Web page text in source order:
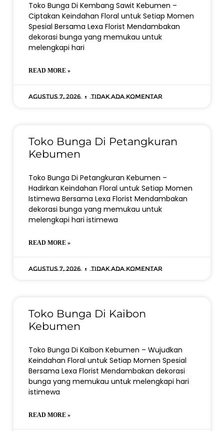
Toko Bunga Di Kembang Sawit Kebumen –
Ciptakan Keindahan Floral untuk Setiap Momen
Spesial Bersama Lexa Florist Mendambakan
dekorasi bunga yang memukau untuk
melengkapi hari
READ MORE »
Agustus 7, 2026 Tidak ada komentar
Toko Bunga Di Petangkuran
Kebumen
Toko Bunga Di Petangkuran Kebumen –
Hadirkan Keindahan Floral untuk Setiap Momen
Istimewa Bersama Lexa Florist Mendambakan
dekorasi bunga yang memukau untuk
melengkapi hari istimewa
READ MORE »
Agustus 7, 2026 Tidak ada komentar
Toko Bunga Di Kaibon
Kebumen
Toko Bunga Di Kaibon Kebumen – Wujudkan
Keindahan Floral untuk Setiap Momen Spesial
Bersama Lexa Florist Mendambakan dekorasi
bunga yang memukau untuk melengkapi hari
istimewa
READ MORE »